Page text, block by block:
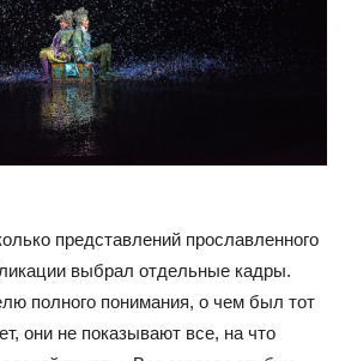
представлений прославленного
выбрал отдельные кадры.
полного понимания, о чем был тот
они не показывают все, на что